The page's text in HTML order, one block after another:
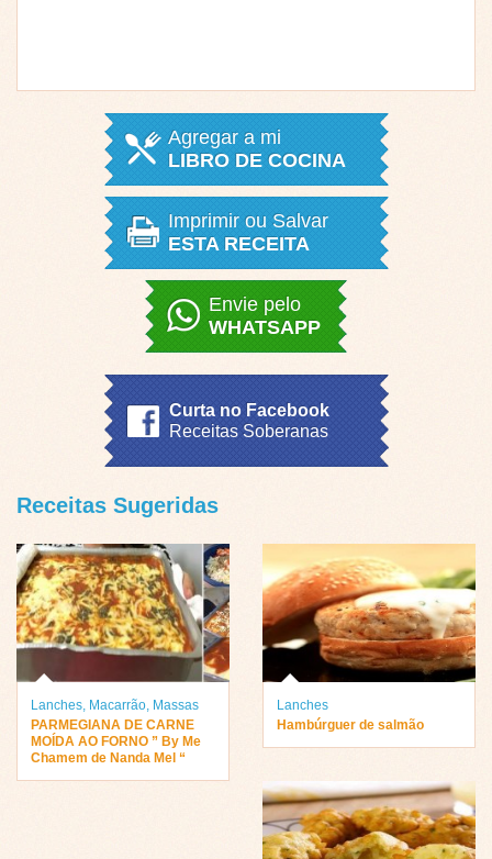
Agregar a mi
LIBRO DE COCINA
Imprimir ou Salvar
ESTA RECEITA
Envie pelo
WHATSAPP
Curta no Facebook
Receitas Soberanas
Receitas Sugeridas
Lanches, Macarrão, Massas
PARMEGIANA DE CARNE
MOÍDA AO FORNO ” By Me
Chamem de Nanda Mel “
Lanches
Hambúrguer de salmão